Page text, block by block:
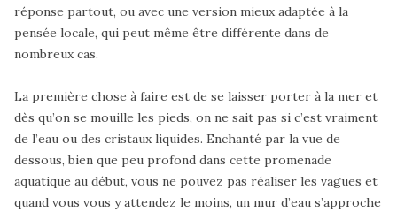
réponse partout, ou avec une version mieux adaptée à la
pensée locale, qui peut même être différente dans de
nombreux cas.
La première chose à faire est de se laisser porter à la mer et
dès qu’on se mouille les pieds, on ne sait pas si c’est vraiment
de l’eau ou des cristaux liquides. Enchanté par la vue de
dessous, bien que peu profond dans cette promenade
aquatique au début, vous ne pouvez pas réaliser les vagues et
quand vous vous y attendez le moins, un mur d’eau s’approche